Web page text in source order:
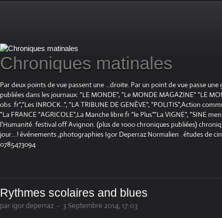
Chroniques matinales
Par deux points de vue passent une ...droite. Par un point de vue passe
publiées dans les journaux: "LE MONDE", "Le MONDE MAGAZINE" "LE
obs .fr","Les INROCK...", "LA TRIBUNE DE GENÈVE", "POLITIS",Action
"La FRANCE "AGRICOLE",La Manche libre.fr "le Plus"."La VIGNE", "SINE
l'Humanité. festival off Avignon. (plus de 1000 chroniques publiées)
jour....! événements ,photographies Igor Deperraz Normalien . études de
0785473094
Rythmes scolaires and blues
par igor deperraz - 3 Septembre 2014, 17:03